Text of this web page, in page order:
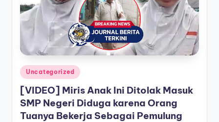
a
T
e
k
n
Posted
in
Uncategorized
[VIDEO] Miris Anak Ini Ditolak Masuk
SMP Negeri Diduga karena Orang
Tuanya Bekerja Sebagai Pemulung